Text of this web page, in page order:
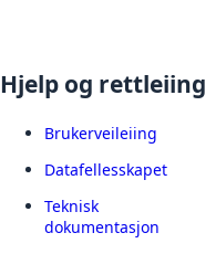
Hjelp og rettleiing
Brukerveileiing
Datafellesskapet
Teknisk
dokumentasjon